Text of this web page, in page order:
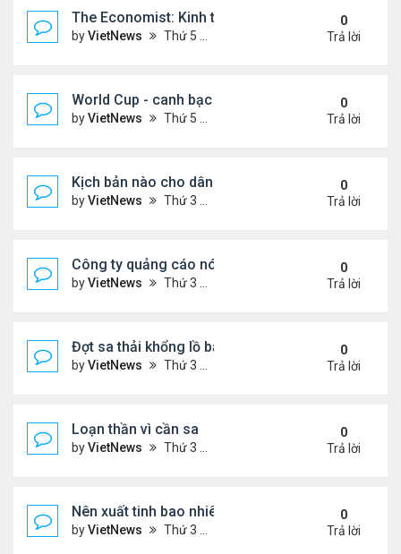
The Economist: Kinh tế thế giới suy thoái vẫn
byVietNews Thứ 5 Tháng 11 17, 2022 5:51 pm
0
Trả lời
World Cup - canh bạc 300 tỷ USD thay đổi hình
byVietNews Thứ 5 Tháng 11 17, 2022 4:48 pm
0
Trả lời
Kịch bản nào cho dân số thế giới sau mốc 8 tỷ
byVietNews Thứ 3 Tháng 11 15, 2022 5:02 pm
0
Trả lời
Công ty quảng cáo nói Twitter quá rủi ro
byVietNews Thứ 3 Tháng 11 15, 2022 4:56 pm
0
Trả lời
Đợt sa thải khổng lồ bắt đầu tại Amazon
byVietNews Thứ 3 Tháng 11 15, 2022 4:54 pm
0
Trả lời
Loạn thần vì cần sa
byVietNews Thứ 3 Tháng 10 25, 2022 4:45 pm
0
Trả lời
Nên xuất tinh bao nhiêu lần một tuần?
byVietNews Thứ 3 Tháng 10 25, 2022 4:24 pm
0
Trả lời